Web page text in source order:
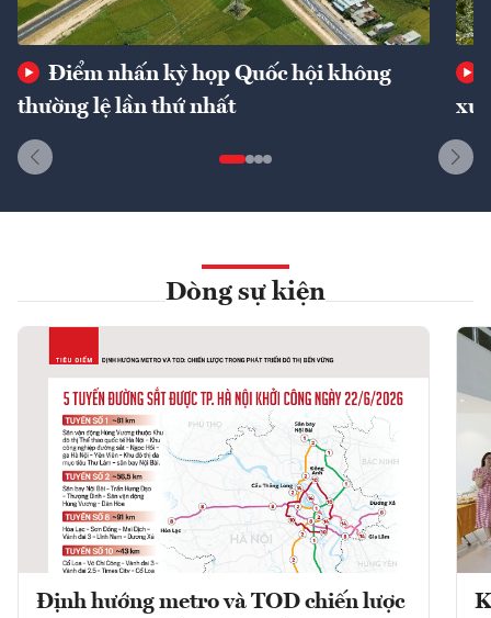
Điểm nhấn kỳ họp Quốc hội không
thường lệ lần thứ nhất
Dòng sự kiện
Định hướng metro và TOD chiến lược